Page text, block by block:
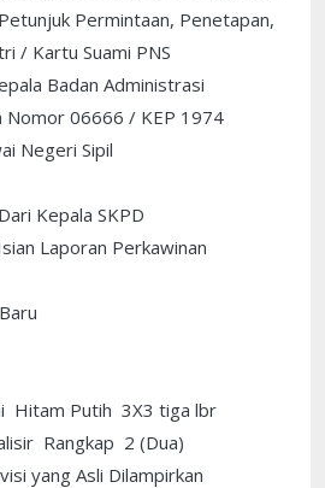
Permintaan, Penetapan,
/ Kartu Suami PNS
Badan Administrasi
Nomor 06666 / KEP 1974
Negeri Sipil
Kepala SKPD
Laporan Perkawinan
Putih 3X3 tiga lbr
Rangkap 2 (Dua)
yang Asli Dilampirkan